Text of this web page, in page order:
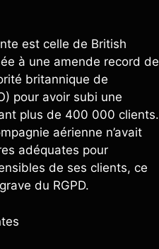
est celle de British
à une amende record de
britannique de
pour avoir subi une
plus de 400 000 clients.
aérienne n’avait
adéquates pour
de ses clients, ce
du RGPD.